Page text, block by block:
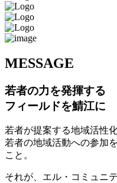
MESSAGE
若者の力を発揮する
フィールドを鯖江に
若者が提案する地域活性
若者の地域活動への参加
こと。
それが、エル・コミュニ